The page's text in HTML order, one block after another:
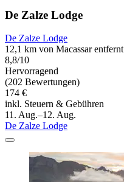
De Zalze Lodge
De Zalze Lodge
12,1 km von Macassar entfernt
8,8/10
Hervorragend
(202 Bewertungen)
174 €
inkl. Steuern & Gebühren
11. Aug.–12. Aug.
De Zalze Lodge